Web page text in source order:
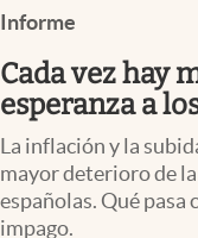
Informe
Cada vez hay
esperanza a
La inflación y la
mayor deterioro de
españolas. Qué pasa
impago.